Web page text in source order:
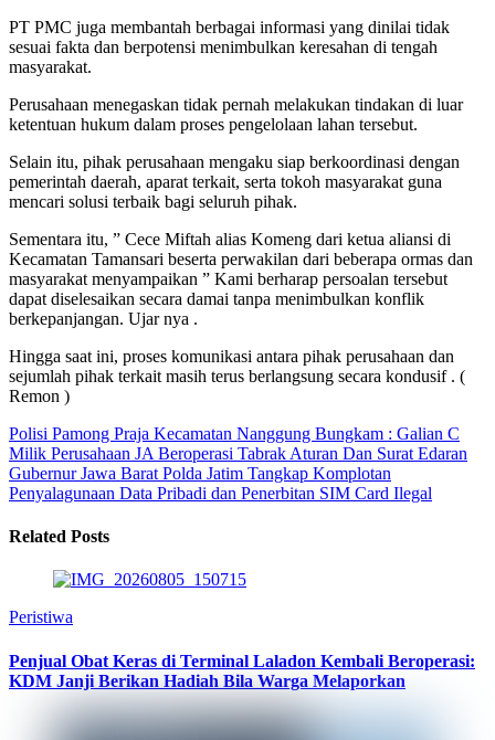
PT PMC juga membantah berbagai informasi yang dinilai tidak
sesuai fakta dan berpotensi menimbulkan keresahan di tengah
masyarakat.
Perusahaan menegaskan tidak pernah melakukan tindakan di luar
ketentuan hukum dalam proses pengelolaan lahan tersebut.
Selain itu, pihak perusahaan mengaku siap berkoordinasi dengan
pemerintah daerah, aparat terkait, serta tokoh masyarakat guna
mencari solusi terbaik bagi seluruh pihak.
Sementara itu, ” Cece Miftah alias Komeng dari ketua aliansi di
Kecamatan Tamansari beserta perwakilan dari beberapa ormas dan
masyarakat menyampaikan ” Kami berharap persoalan tersebut
dapat diselesaikan secara damai tanpa menimbulkan konflik
berkepanjangan. Ujar nya .
Hingga saat ini, proses komunikasi antara pihak perusahaan dan
sejumlah pihak terkait masih terus berlangsung secara kondusif . (
Remon )
Polisi Pamong Praja Kecamatan Nanggung Bungkam : Galian C
Milik Perusahaan JA Beroperasi Tabrak Aturan Dan Surat Edaran
Gubernur Jawa Barat Polda Jatim Tangkap Komplotan
Penyalagunaan Data Pribadi dan Penerbitan SIM Card Ilegal
Related Posts
Peristiwa
Penjual Obat Keras di Terminal Laladon Kembali Beroperasi:
KDM Janji Berikan Hadiah Bila Warga Melaporkan